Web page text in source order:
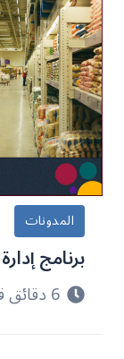
المدونات
برنامج
6 دقائق قراءة